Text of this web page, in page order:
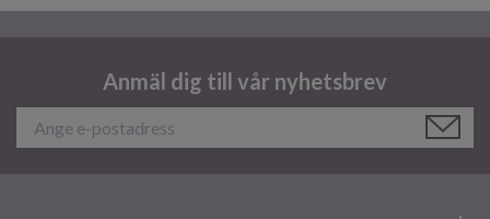
Anmäl dig till vår nyhetsbrev